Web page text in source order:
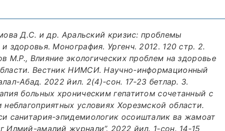
Д.С. и др. Аральский кризис: проблемы
здоровья. Монография. Ургенч. 2012. 120 стр. 2.
М.Р., Влияние экологических проблем на здоровье
Вестник НИМСИ. Научно-информационный
Абад. 2022 йил. 2(4)-сон. 17-23 бетлар. 3.
больных хроническим гепатитом сочетанный с
неблагоприятных условиях Хорезмской области.
санитария-эпидемиологик осоишталик ва жамоат
Илмий-амалий журнали”. 2022 йил. 1-сон. 14-15